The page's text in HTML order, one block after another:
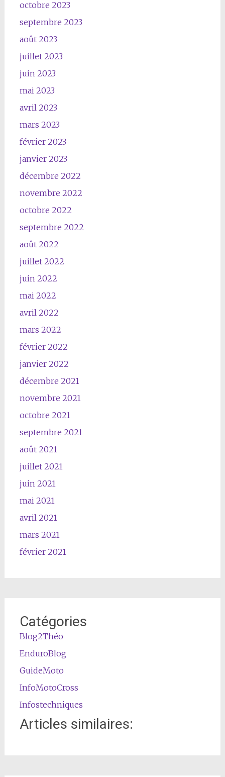
octobre 2023
septembre 2023
août 2023
juillet 2023
juin 2023
mai 2023
avril 2023
mars 2023
février 2023
janvier 2023
décembre 2022
novembre 2022
octobre 2022
septembre 2022
août 2022
juillet 2022
juin 2022
mai 2022
avril 2022
mars 2022
février 2022
janvier 2022
décembre 2021
novembre 2021
octobre 2021
septembre 2021
août 2021
juillet 2021
juin 2021
mai 2021
avril 2021
mars 2021
février 2021
Catégories
Blog2Théo
EnduroBlog
GuideMoto
InfoMotoCross
Infostechniques
Articles similaires: